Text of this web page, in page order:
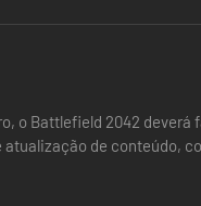
o Battlefield 2042 deverá
de conteúdo,